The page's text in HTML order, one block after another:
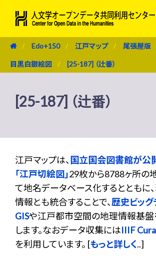
Edo+150 江戸マップ 尾張屋版
目黒白銀絵図 [25-187] （辻番）
[25-187] （辻番）
江戸マップは、 国立国会図書館が公
「江戸切絵図」29枚から8788ヶ所の
て地名データベース化するとともに
情報とも統合することで、歴史ビッグ
GISや江戸都市空間の地理情報基盤
します。なおデータ収集にはIIIF
を利用しています。 [もっと詳しく..]